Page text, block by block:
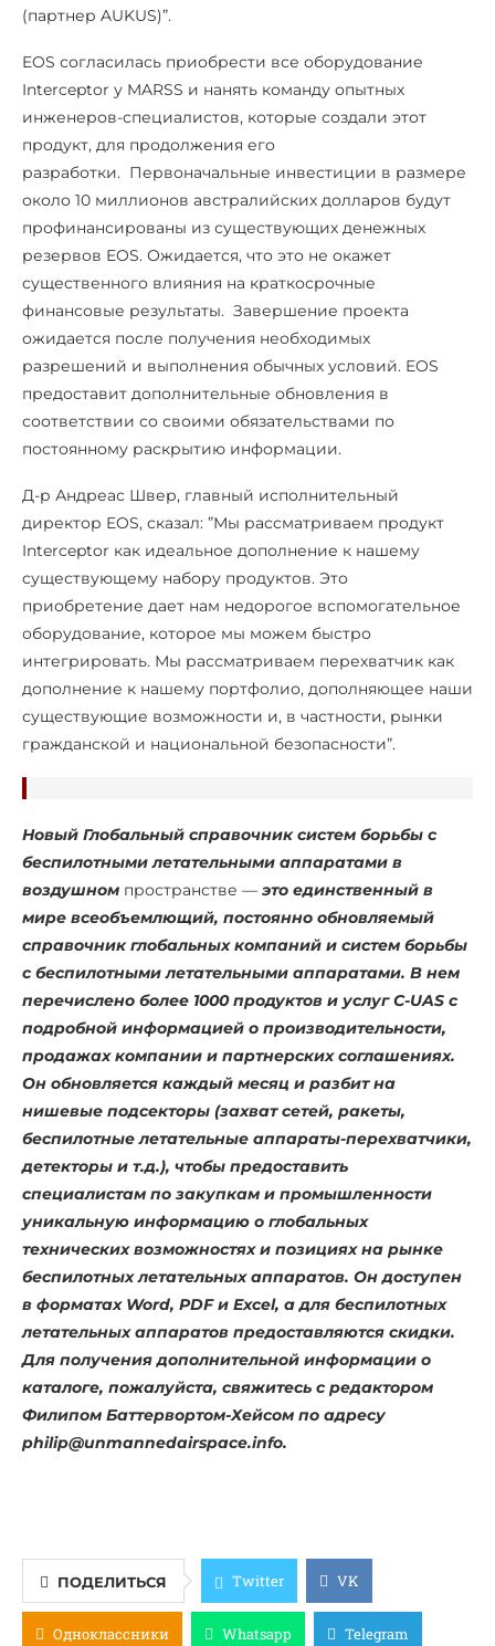
(партнер AUKUS)”.
EOS согласилась приобрести все оборудование
Interceptor у MARSS и нанять команду опытных
инженеров-специалистов, которые создали этот
продукт, для продолжения его
разработки. Первоначальные инвестиции в размере
около 10 миллионов австралийских долларов будут
профинансированы из существующих денежных
резервов EOS. Ожидается, что это не окажет
существенного влияния на краткосрочные
финансовые результаты. Завершение проекта
ожидается после получения необходимых
разрешений и выполнения обычных условий. EOS
предоставит дополнительные обновления в
соответствии со своими обязательствами по
постоянному раскрытию информации.
Д-р Андреас Швер, главный исполнительный
директор EOS, сказал: ”Мы рассматриваем продукт
Interceptor как идеальное дополнение к нашему
существующему набору продуктов. Это
приобретение дает нам недорогое вспомогательное
оборудование, которое мы можем быстро
интегрировать. Мы рассматриваем перехватчик как
дополнение к нашему портфолио, дополняющее наши
существующие возможности и, в частности, рынки
гражданской и национальной безопасности”.
Новый Глобальный справочник систем борьбы с
беспилотными летательными аппаратами в
воздушном пространстве — это единственный в
мире всеобъемлющий, постоянно обновляемый
справочник глобальных компаний и систем борьбы
с беспилотными летательными аппаратами. В нем
перечислено более 1000 продуктов и услуг C-UAS с
подробной информацией о производительности,
продажах компании и партнерских соглашениях.
Он обновляется каждый месяц и разбит на
нишевые подсекторы (захват сетей, ракеты,
беспилотные летательные аппараты-перехватчики,
детекторы и т.д.), чтобы предоставить
специалистам по закупкам и промышленности
уникальную информацию о глобальных
технических возможностях и позициях на рынке
беспилотных летательных аппаратов. Он доступен
в форматах Word, PDF и Excel, а для беспилотных
летательных аппаратов предоставляются скидки.
Для получения дополнительной информации о
каталоге, пожалуйста, свяжитесь с редактором
Филипом Баттервортом-Хейсом по адресу
philip@unmannedairspace.info.
ПОДЕЛИТЬСЯ Twitter VK
Одноклассники Whatsapp Telegram